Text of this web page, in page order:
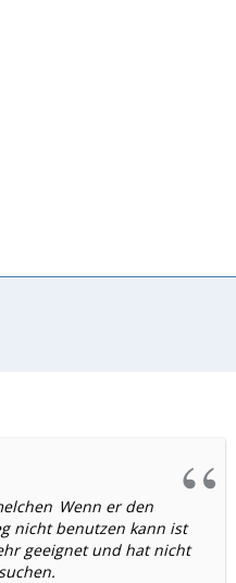
Wenn er den
nicht benutzen kann ist
geeignet und hat nicht